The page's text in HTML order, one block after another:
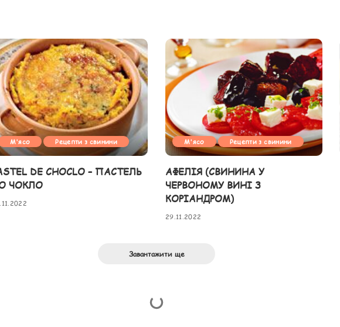
М'ясо Рецепти з свинини
DE CHOCLO – ПАСТЕЛЬ
ЧОКЛО
М'ясо Рецепти з свинини
АФЕЛІЯ (СВИНИНА У
ЧЕРВОНОМУ ВИНІ З
КОРІАНДРОМ)
29.11.2022
Завантажити ще